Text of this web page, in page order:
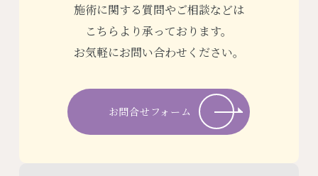
施術に関する質問やご相談などは
こちらより承っております。
お気軽にお問い合わせください。
お問合せフォーム